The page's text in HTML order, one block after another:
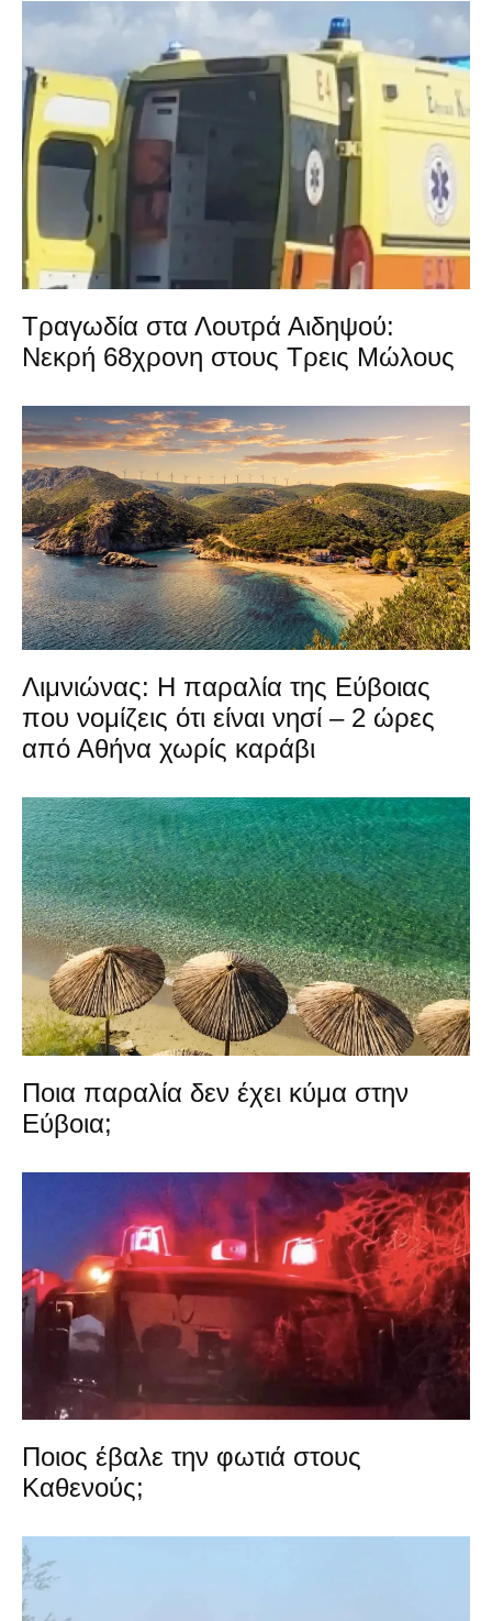
Τραγωδία στα Λουτρά Αιδηψού:
Νεκρή 68χρονη στους Τρεις Μώλους
Λιμνιώνας: Η παραλία της Εύβοιας
που νομίζεις ότι είναι νησί – 2 ώρες
από Αθήνα χωρίς καράβι
Ποια παραλία δεν έχει κύμα στην
Εύβοια;
Ποιος έβαλε την φωτιά στους
Καθενούς;